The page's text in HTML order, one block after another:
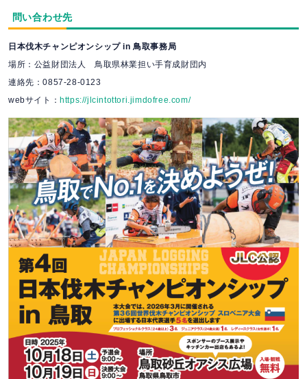
問い合わせ先
日本伐木チャンピオンシップ in 鳥取事務局
場所：公益財団法人 鳥取県林業担い手育成財団内
連絡先：0857-28-0123
webサイト： https://jlcintottori.jimdofree.com/